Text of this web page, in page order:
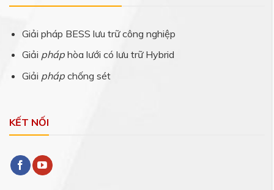
Giải pháp BESS lưu trữ công nghiệp
Giải pháp hòa lưới có lưu trữ Hybrid
Giải pháp chống sét
KẾT NỐI